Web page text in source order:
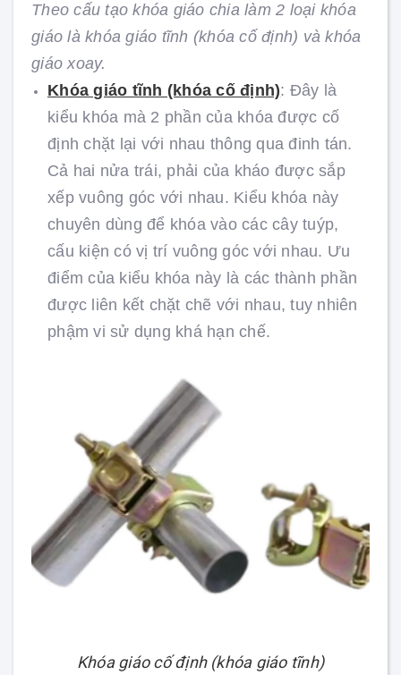
Theo cấu tạo khóa giáo chia làm 2 loại khóa
giáo là khóa giáo tĩnh (khóa cố định) và khóa
giáo xoay.
Khóa giáo tĩnh (khóa cố định): Đây là
kiểu khóa mà 2 phần của khóa được cố
định chặt lại với nhau thông qua đinh tán.
Cả hai nửa trái, phải của kháo được sắp
xếp vuông góc với nhau. Kiểu khóa này
chuyên dùng để khóa vào các cây tuýp,
cấu kiện có vị trí vuông góc với nhau. Ưu
điểm của kiểu khóa này là các thành phần
được liên kết chặt chẽ với nhau, tuy nhiên
phậm vi sử dụng khá hạn chế.
Khóa giáo cố định (khóa giáo tĩnh)